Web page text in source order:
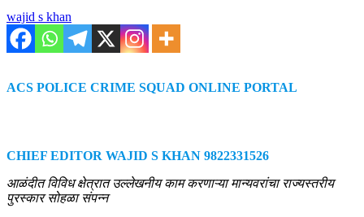
wajid s khan
ACS POLICE CRIME SQUAD ONLINE PORTAL
CHIEF EDITOR WAJID S KHAN 9822331526
आळंदीत विविध क्षेत्रात उल्लेखनीय काम करणाऱ्या मान्यवरांचा राज्यस्तरीय
पुरस्कार सोहळा संपन्न